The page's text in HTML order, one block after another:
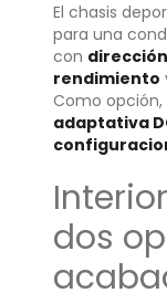
El chasis
para una
con
rendimiento
Como opción,
adaptativa
dos